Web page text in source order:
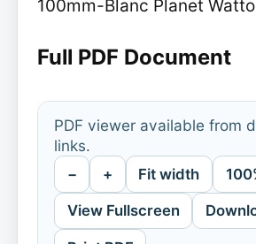
100mm-Blanc Planet
Full PDF Document
PDF viewer available from
links.
− + Fit width
View Fullscreen